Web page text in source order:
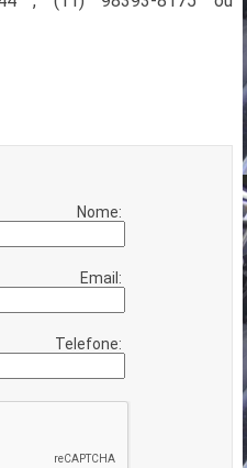
Nome:
Email:
Telefone: